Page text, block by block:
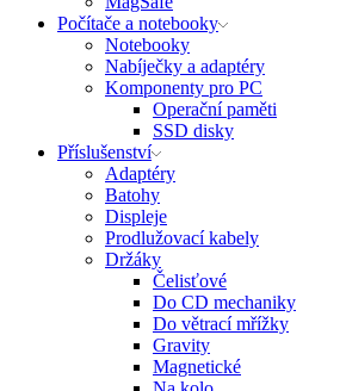
Počítače a notebooky
Notebooky
Nabíječky a adaptéry
Komponenty pro PC
Operační paměti
SSD disky
Příslušenství
Adaptéry
Batohy
Displeje
Prodlužovací kabely
Držáky
Čelisťové
Do CD mechaniky
Do větrací mřížky
Gravity
Magnetické